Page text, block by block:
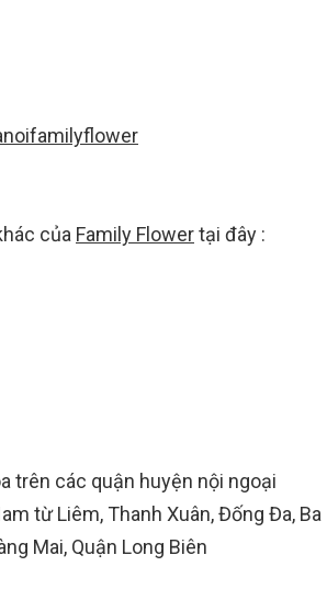
của Family Flowertại đây :
trên các quận huyện nội ngoại
từ Liêm, Thanh Xuân, Đống Đa, Ba
Mai, Quận Long Biên